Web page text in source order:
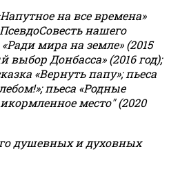
на все времена»
нашего
мира на земле» (2015
выбор Донбасса» (2016 год);
«Вернуть папу»; пьеса
;пьеса «Родные
место" (2020
душевных и духовных